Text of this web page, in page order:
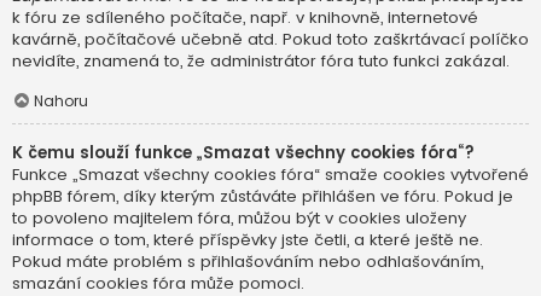
k fóru ze sdíleného počítače, např. v knihovně, internetové
kavárně, počítačové učebně atd. Pokud toto zaškrtávací políčko
nevidíte, znamená to, že administrátor fóra tuto funkci zakázal.
Nahoru
K čemu slouží funkce „Smazat všechny cookies fóra“?
Funkce „Smazat všechny cookies fóra“ smaže cookies vytvořené
phpBB fórem, díky kterým zůstáváte přihlášen ve fóru. Pokud je
to povoleno majitelem fóra, můžou být v cookies uloženy
informace o tom, které příspěvky jste četli, a které ještě ne.
Pokud máte problém s přihlašováním nebo odhlašováním,
smazání cookies fóra může pomoci.